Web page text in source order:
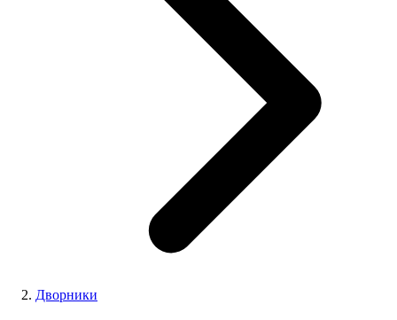
Дворники